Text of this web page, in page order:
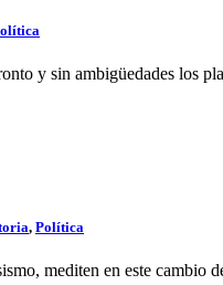
y sin ambigüedades
, Política
mediten en este